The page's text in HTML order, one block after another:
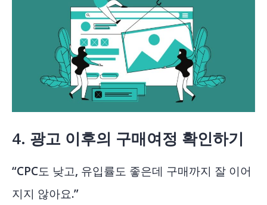
4. 광고 이후의 구매여정 확인하기
“CPC도 낮고, 유입률도 좋은데 구매까지 잘 이어
지지 않아요.”